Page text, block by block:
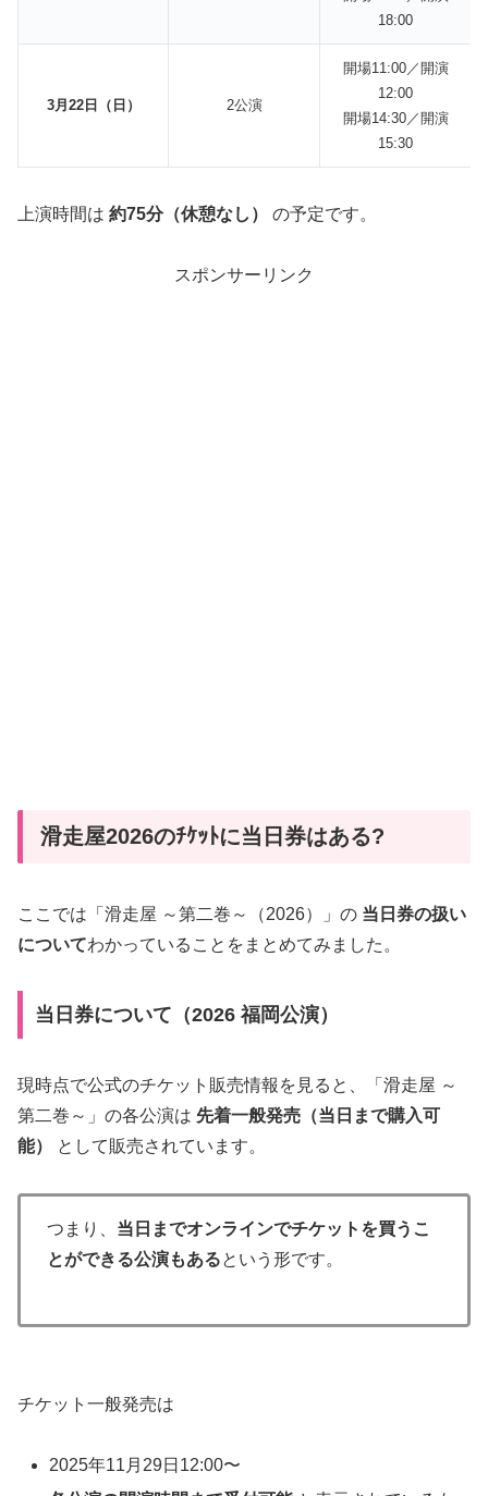
18:00
3月22日（日） 2公演
開場11:00／開演
12:00
開場14:30／開演
15:30
上演時間は 約75分（休憩なし） の予定です。
スポンサーリンク
滑走屋2026のﾁｹｯﾄに当日券はある?
ここでは「滑走屋 ～第二巻～（2026）」の 当日券の扱い
についてわかっていることをまとめてみました。
当日券について（2026 福岡公演）
現時点で公式のチケット販売情報を見ると、「滑走屋 ～
第二巻～」の各公演は 先着一般発売（当日まで購入可
能）
として販売されています。
つまり、 当日までオンラインでチケットを買うこ
とができる公演もあるという形です。
チケット一般発売は
2025年11月29日12:00〜